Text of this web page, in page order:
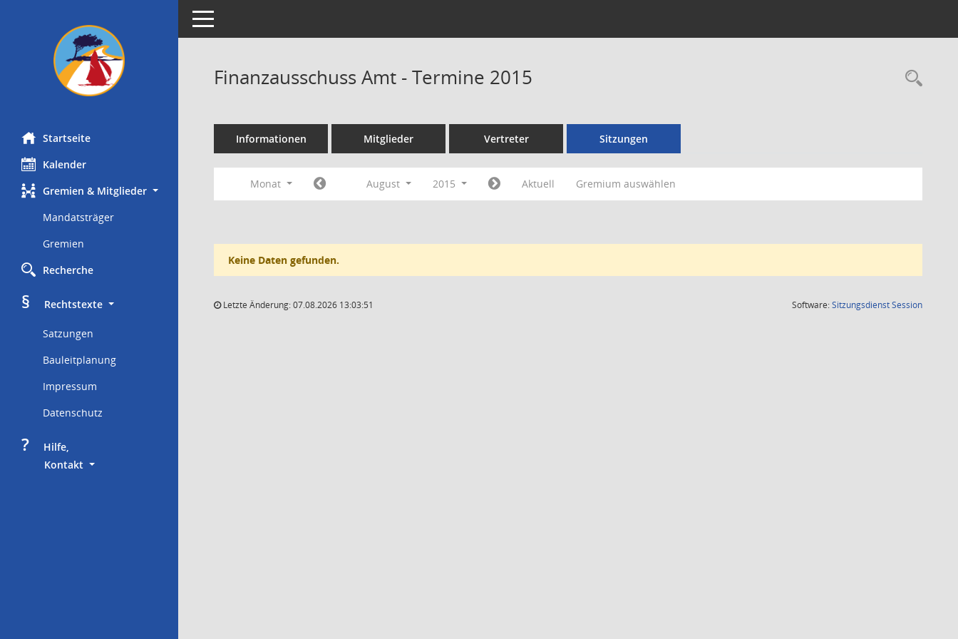
Startseite
Kalender
Gremien & Mitglieder
Mandatsträger
Gremien
Recherche
§
     Rechtstexte
Satzungen
Bauleitplanung
Impressum
Datenschutz
?
     Hilfe,
Kontakt
Toggle navigation
Finanzausschuss Amt - Termine 2015
Informationen Mitglieder Vertreter Sitzungen
Monat August 2015 Aktuell Gremium auswählen
Keine Daten gefunden.
Letzte Änderung: 07.08.2026 13:03:51 Software:SitzungsdienstSession(Wird in